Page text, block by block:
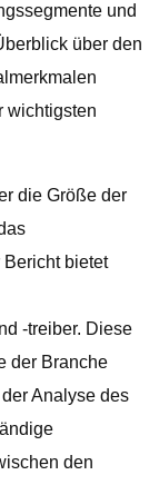
und
über den
wichtigsten
die Größe der
bietet
-treiber. Diese
der Branche
Analyse des
den